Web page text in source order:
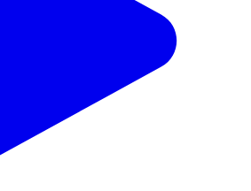
ନିରୂପଣ ଓ ସ୍ୱାସ୍ଥ୍ୟ ଶିବିର